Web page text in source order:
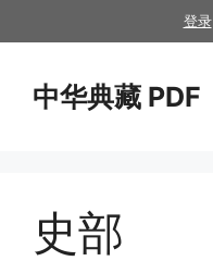
至
登录
中华典藏 PDF
史部